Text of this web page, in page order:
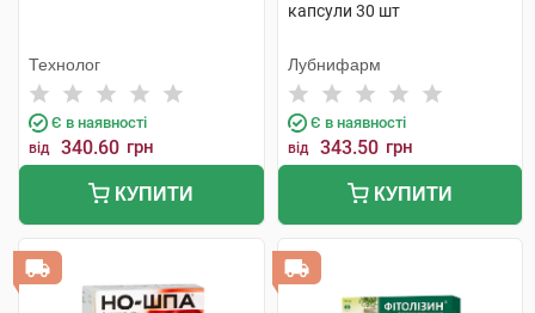
Технолог
Є в наявності
від 340.60 грн
КУПИТИ
капсули 30 шт
Лубнифарм
Є в наявності
від 343.50 грн
КУПИТИ